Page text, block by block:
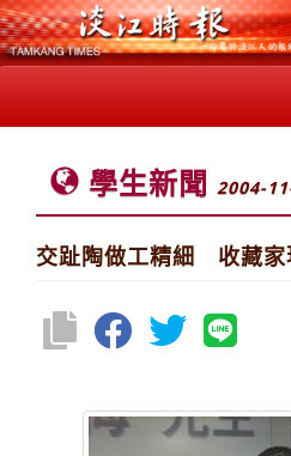
學生新聞 2004-
交趾陶做工精細 收藏家